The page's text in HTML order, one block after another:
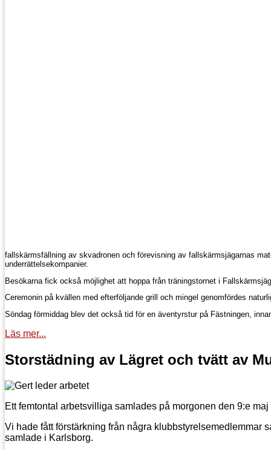
fallskärmsfällning av skvadronen och förevisning av fallskärmsjägarnas
underrättelsekompanier.
Besökarna fick också möjlighet att hoppa från träningstornet i
Ceremonin på kvällen med efterföljande grill och mingel genomfördes
Söndag förmiddag blev det också tid för en äventyrstur på Fästningen,
Läs mer...
Storstädning av Lägret och tvätt av
Ett femtontal arbetsvilliga samlades på morgonen den 9:e
Vi hade fått förstärkning från några klubbstyrelsemedlemmar
samlade i Karlsborg.